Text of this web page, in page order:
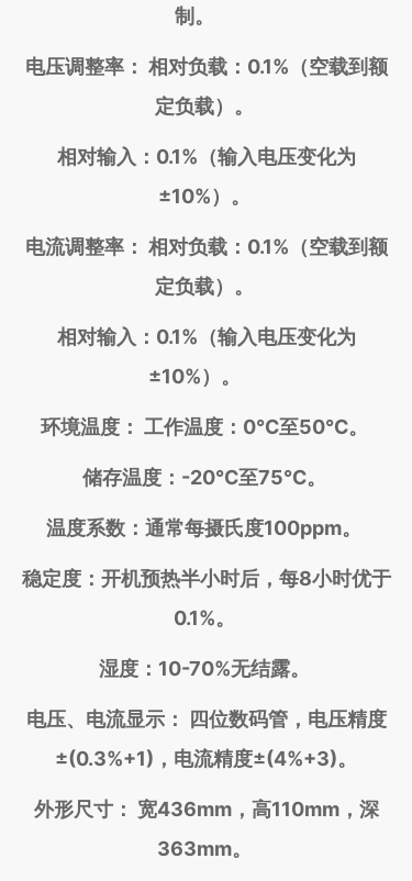
制。
电压调整率： 相对负载：0.1%（空载到额
定负载）。
相对输入：0.1%（输入电压变化为
±10%）。
电流调整率： 相对负载：0.1%（空载到额
定负载）。
相对输入：0.1%（输入电压变化为
±10%）。
环境温度： 工作温度：0℃至50℃。
储存温度：-20℃至75℃。
温度系数：通常每摄氏度100ppm。
稳定度：开机预热半小时后，每8小时优于
0.1%。
湿度：10-70%无结露。
电压、电流显示： 四位数码管，电压精度
±(0.3%+1)，电流精度±(4%+3)。
外形尺寸： 宽436mm，高110mm，深
363mm。
在线客服